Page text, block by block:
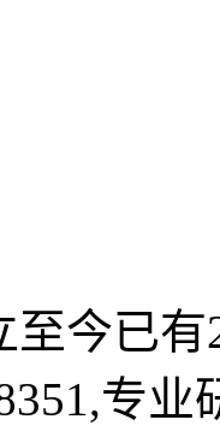
至今已
专